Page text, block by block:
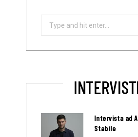
Intervista ad
Stabile